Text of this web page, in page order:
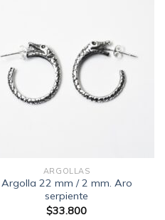
de
deseos
ARGOLLAS
Argolla 22 mm / 2 mm. Aro
serpiente
$33.800